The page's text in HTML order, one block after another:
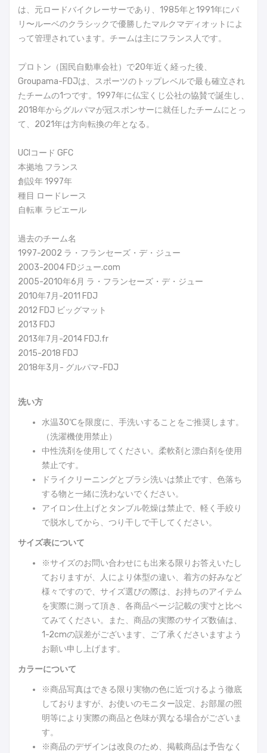
は、元ロードバイクレーサーであり、1985年と1991年にパ
リ〜ルーベのクラシックで優勝したマルクマディオットによ
って管理されています。チームは主にフランス人です。
プロトン（国民自動車会社）で20年近く経った後、
Groupama-FDJは、スポーツのトップレベルで最も確立され
たチームの1つです。1997年に仏宝くじ公社の協賛で誕生し、
2018年からグルパマが冠スポンサーに就任したチームにとっ
て、2021年は方向転換の年となる。
UCIコード GFC
本拠地 フランス
創設年 1997年
種目 ロードレース
自転車 ラピエール
過去のチーム名
1997-2002 ラ・フランセーズ・デ・ジュー
2003-2004 FDジュー.com
2005-2010年6月 ラ・フランセーズ・デ・ジュー
2010年7月-2011 FDJ
2012 FDJ ビッグマット
2013 FDJ
2013年7月-2014 FDJ.fr
2015-2018 FDJ
2018年3月- グルパマ-FDJ
洗い方
水温30℃を限度に、手洗いすることをご推奨します。
（洗濯機使用禁止）
中性洗剤を使用してください。柔軟剤と漂白剤を使用
禁止です。
ドライクリーニングとブラシ洗いは禁止です、色落ち
する物と一緒に洗わないでください。
アイロン仕上げとタンブル乾燥は禁止で、軽く手絞り
で脱水してから、つり干しで干してください。
サイズ表について
※サイズのお問い合わせにも出来る限りお答えいたし
ておりますが、人により体型の違い、着方の好みなど
様々ですので、サイズ選びの際は、お持ちのアイテム
を実際に測って頂き、各商品ページ記載の実寸と比べ
てみてください。また、商品の実際のサイズ数値は、
1-2cmの誤差がございます、ご了承くださいますよう
お願い申し上げます。
カラーについて
※商品写真はできる限り実物の色に近づけるよう徹底
しておりますが、お使いのモニター設定、お部屋の照
明等により実際の商品と色味が異なる場合がございま
す。
※商品のデザインは改良のため、掲載商品は予告なく